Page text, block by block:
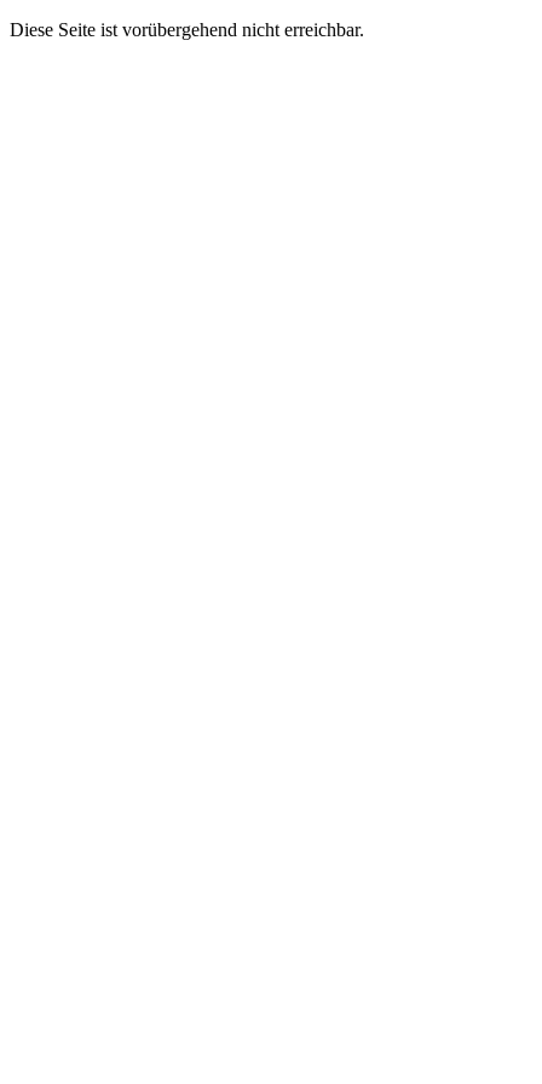
Diese Seite ist vorübergehend nicht erreichbar.